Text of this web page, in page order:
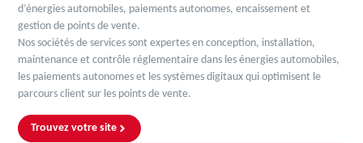
d’énergies automobiles, paiements autonomes, encaissement et
gestion de points de vente.
Nos sociétés de services sont expertes en conception, installation,
maintenance et contrôle réglementaire dans les énergies automobiles,
les paiements autonomes et les systèmes digitaux qui optimisent le
parcours client sur les points de vente.
Trouvez votre site